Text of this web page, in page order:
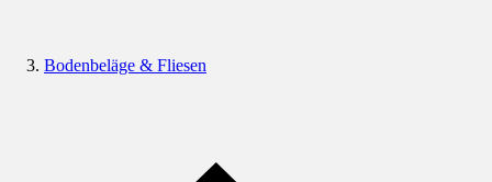
Bodenbeläge & Fliesen